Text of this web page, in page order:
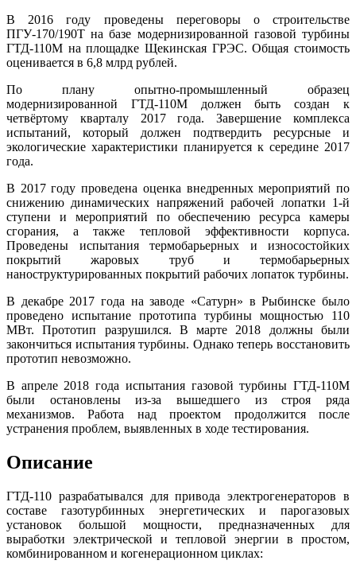
В 2016 году проведены переговоры о строительстве
ПГУ-170/190Т на базе модернизированной газовой турбины
ГТД-110М на площадке Щекинская ГРЭС. Общая стоимость
оценивается в 6,8 млрд рублей.
По плану опытно-промышленный образец
модернизированной ГТД-110М должен быть создан к
четвёртому кварталу 2017 года. Завершение комплекса
испытаний, который должен подтвердить ресурсные и
экологические характеристики планируется к середине 2017
года.
В 2017 году проведена оценка внедренных мероприятий по
снижению динамических напряжений рабочей лопатки 1-й
ступени и мероприятий по обеспечению ресурса камеры
сгорания, а также тепловой эффективности корпуса.
Проведены испытания термобарьерных и износостойких
покрытий жаровых труб и термобарьерных
наноструктурированных покрытий рабочих лопаток турбины.
В декабре 2017 года на заводе «Сатурн» в Рыбинске было
проведено испытание прототипа турбины мощностью 110
МВт. Прототип разрушился. В марте 2018 должны были
закончиться испытания турбины. Однако теперь восстановить
прототип невозможно.
В апреле 2018 года испытания газовой турбины ГТД-110М
были остановлены из-за вышедшего из строя ряда
механизмов. Работа над проектом продолжится после
устранения проблем, выявленных в ходе тестирования.
Описание
ГТД-110 разрабатывался для привода электрогенераторов в
составе газотурбинных энергетических и парогазовых
установок большой мощности, предназначенных для
выработки электрической и тепловой энергии в простом,
комбинированном и когенерационном циклах: